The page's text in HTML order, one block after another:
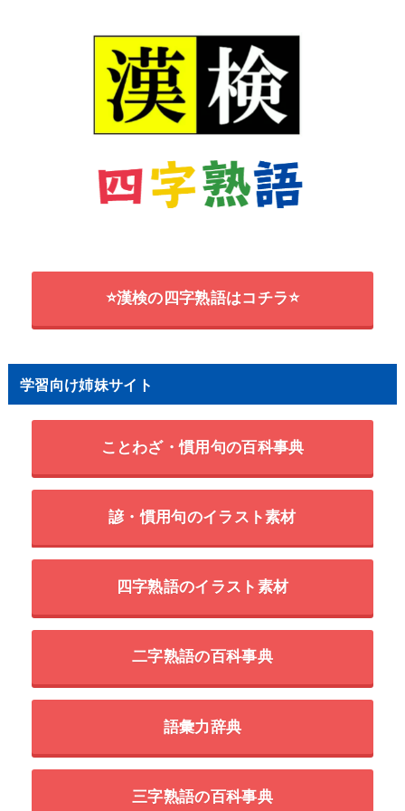
⭐漢検の四字熟語はコチラ⭐
学習向け姉妹サイト
ことわざ・慣用句の百科事典
諺・慣用句のイラスト素材
四字熟語のイラスト素材
二字熟語の百科事典
語彙力辞典
三字熟語の百科事典